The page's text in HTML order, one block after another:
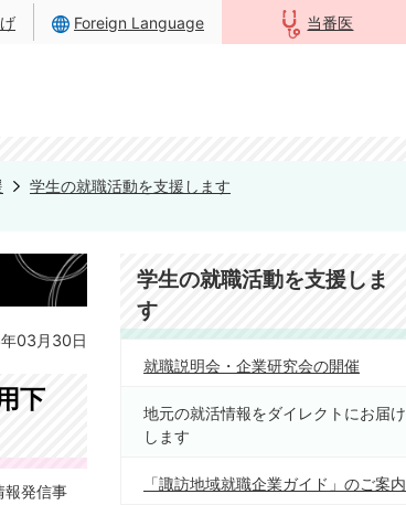
Foreign Language 当番医
学生の就職活動を支援します
03月30日
下
報発信事
学生の就職活動を支援しま
す
就職説明会・企業研究会の開催
地元の就活情報をダイレクトにお届け
します
「諏訪地域就職企業ガイド」のご案内